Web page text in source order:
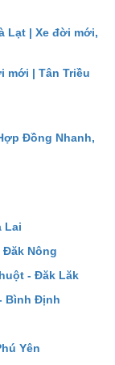
Lạt | Xe đời mới,
mới | Tân Triều
Đồng Nhanh,
Lai
Đăk Nông
- Đăk Lăk
Bình Định
Yên